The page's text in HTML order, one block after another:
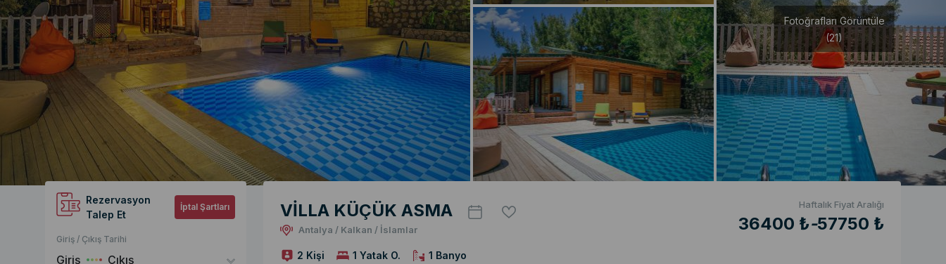
Fotoğrafları Görüntüle
(21)
Rezervasyon
Talep Et
İptal Şartları
Giriş / Çıkış Tarihi
Giriş Çıkış
VİLLA KÜÇÜK ASMA
Antalya / Kalkan / İslamlar
Haftalık Fiyat Aralığı
36400 ₺-57750 ₺
2 Kişi 1 Yatak O.
1 Banyo